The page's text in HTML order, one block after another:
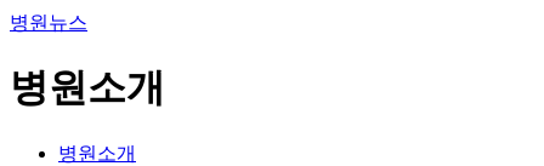
병원뉴스
병원소개
병원소개